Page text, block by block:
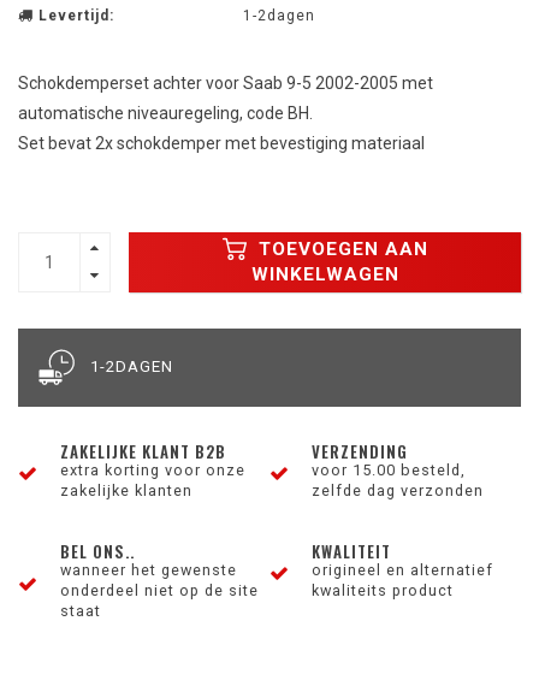
Levertijd:
1-2dagen
Schokdemperset achter voor Saab 9-5 2002-2005 met
automatische niveauregeling, code BH.
Set bevat 2x schokdemper met bevestiging materiaal
TOEVOEGEN AAN
WINKELWAGEN
1-2DAGEN
ZAKELIJKE KLANT B2B
extra korting voor onze
zakelijke klanten
VERZENDING
voor 15.00 besteld,
zelfde dag verzonden
BEL ONS..
wanneer het gewenste
onderdeel niet op de site
staat
KWALITEIT
origineel en alternatief
kwaliteits product